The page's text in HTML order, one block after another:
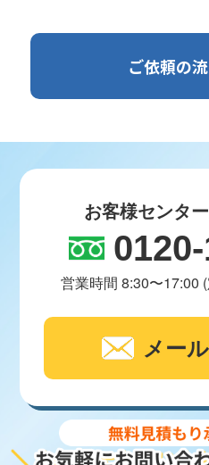
ご依頼の
お客様センタ
営業時間 8:30〜17:00
メー